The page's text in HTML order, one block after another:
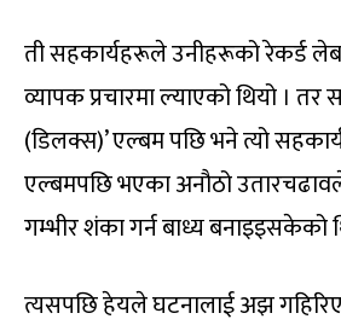
ती सहकार्यहरूले उनीहरूको रेकर्ड
व्यापक प्रचारमा ल्याएको थियो । तर
(डिलक्स)’ एल्बम पछि भने त्यो
एल्बमपछि भएका अनौठो
गम्भीर शंका गर्न बाध्य बनाइइसकेको
त्यसपछि हेयले घटनालाई अझ